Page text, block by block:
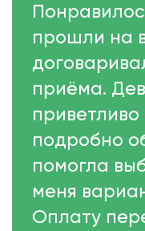
прошли на
приёма.
подробно
помогла
меня
Оплату